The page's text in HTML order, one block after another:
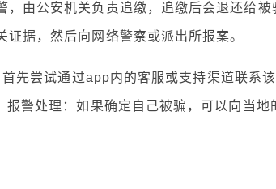
由公安机关负责追缴，追缴后会退还给被
据，然后向网络警察或派出所报案。
先尝试通过app内的客服或支持渠道联系该
警处理：如果确定自己被骗，可以向当地